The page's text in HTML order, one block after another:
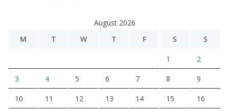
August 2026
M
T W T F S S
1 2
3 4 5 6 7 8 9
10 11 12 13 14 15 16